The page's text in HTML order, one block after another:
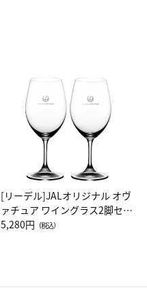
[リーデル]JALオリジナル オヴ
ァチュア ワイングラス2脚セッ
ト（レッドワイン）
5,280円 （税込）